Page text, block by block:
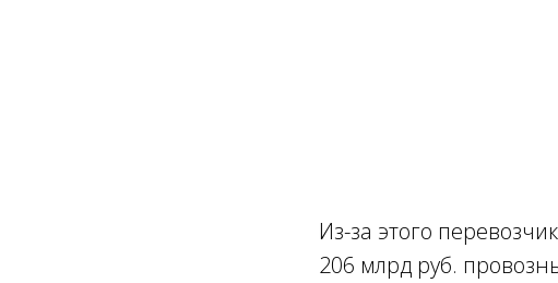
Из-за этого
206 млрд руб.